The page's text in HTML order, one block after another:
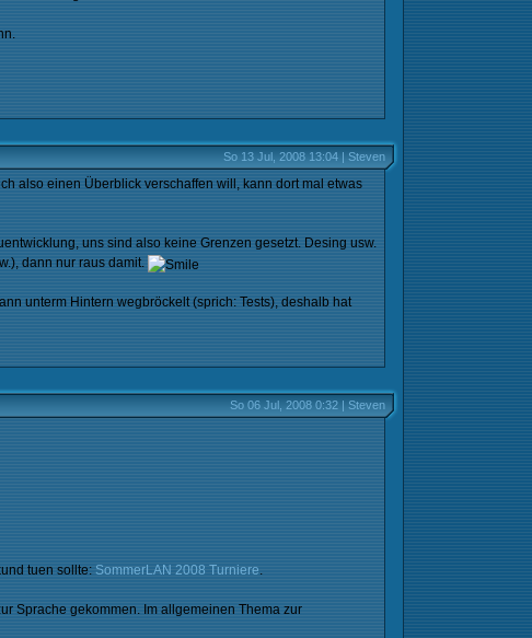
So 13 Jul, 2008 13:04 | Steven
also einen Überblick verschaffen will, kann dort mal etwas
uns sind also keine Grenzen gesetzt. Desing usw.
dann nur raus damit.
unterm Hintern wegbröckelt (sprich: Tests), deshalb hat
So 06 Jul, 2008 0:32 | Steven
tuen sollte: SommerLAN 2008 Turniere.
Sprache gekommen. Im allgemeinen Thema zur